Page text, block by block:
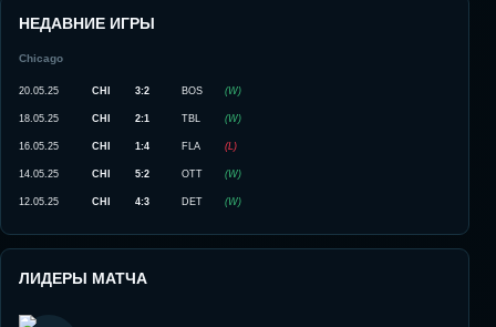
НЕДАВНИЕ ИГРЫ
Chicago
20.05.25 CHI 3:2 BOS (W)
18.05.25 CHI 2:1 TBL (W)
16.05.25 CHI 1:4 FLA (L)
14.05.25 CHI 5:2 OTT (W)
12.05.25 CHI 4:3 DET (W)
ЛИДЕРЫ МАТЧА